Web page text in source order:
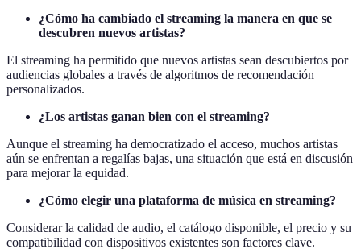
¿Cómo ha cambiado el streaming la manera en que se
descubren nuevos artistas?
El streaming ha permitido que nuevos artistas sean descubiertos por
audiencias globales a través de algoritmos de recomendación
personalizados.
¿Los artistas ganan bien con el streaming?
Aunque el streaming ha democratizado el acceso, muchos artistas
aún se enfrentan a regalías bajas, una situación que está en discusión
para mejorar la equidad.
¿Cómo elegir una plataforma de música en streaming?
Considerar la calidad de audio, el catálogo disponible, el precio y su
compatibilidad con dispositivos existentes son factores clave.